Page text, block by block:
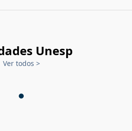
Unesp
Ver todos >